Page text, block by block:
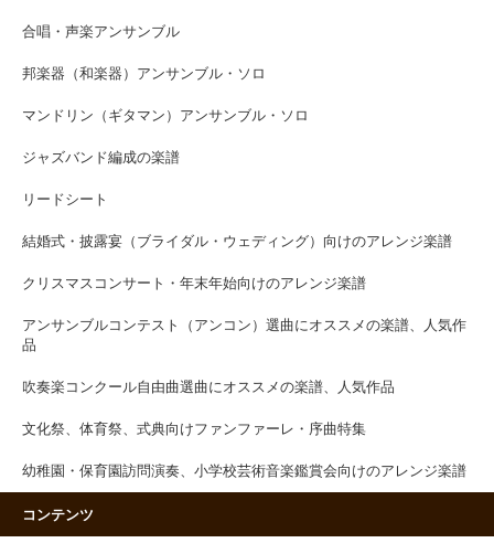
合唱・声楽アンサンブル
邦楽器（和楽器）アンサンブル・ソロ
マンドリン（ギタマン）アンサンブル・ソロ
ジャズバンド編成の楽譜
リードシート
結婚式・披露宴（ブライダル・ウェディング）向けのアレンジ楽譜
クリスマスコンサート・年末年始向けのアレンジ楽譜
アンサンブルコンテスト（アンコン）選曲にオススメの楽譜、人気作
品
吹奏楽コンクール自由曲選曲にオススメの楽譜、人気作品
文化祭、体育祭、式典向けファンファーレ・序曲特集
幼稚園・保育園訪問演奏、小学校芸術音楽鑑賞会向けのアレンジ楽譜
コンテンツ